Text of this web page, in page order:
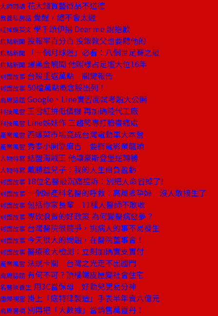
大師開講 花大錢買藝術品不道德
教養私房話 覺醒，總不會太遲
戒掉爛英文 學千頌伊撂 Dear me 說抱歉
焦點新聞 投報率百分百 投銀教父也要聽他的
焦點新聞 「一個月球迷」必看：八個世足賽之最
焦點新聞 爆黑金醜聞 他照樣占足壇大位16年
封面故事 台股重返萬點 關鍵報告
封面故事 50檔萬點概念股出列！
商周話題 Google、Line實習面試考題大公開
科技風雲 王雪紅拚低價機 再加碼陸代工廠
科技風雲 Line姊妹作 三趨勢專打臉書痛處
產業風雲 西螺菜市場竟成台灣電動車大本營
產業風雲 秀泰小開靠麻吉 要衝電影業龍頭
人物特寫 結盟海賊王 他讓豪斯登堡逆轉勝
人物特寫 戴勝益兒子：我的人生自負盈虧
封面故事 18位名醫最沉痛控訴：別把人命省掉了!
封面故事 一個婦產科名醫的呼救：高風險孕婦 沒人敢接生了
封面故事 包括你家長輩 11種人醫師不敢收
封面故事 專砍浪費的好政策 為何變醫病惡夢？
封面故事 台灣醫院很競爭，挑病人的事不易發生
封面故事 今天很大的問題，在醫院董事會！
封面故事 醫療險大檢測：立刻加碼實支實付
產業風雲 法規卡關 台灣之光走不出國門
商周話題 有何不可？頂樓鐵皮屋變社會住宅
名醫談養生 用3C當保母 好動兒更易分神
國際視窗 掛上「底特律製造」手表半年賣六億元
商周書摘 別再把「大數據」當銷售萬靈丹！